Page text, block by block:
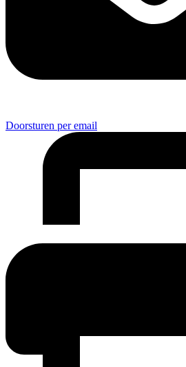
Doorsturen per email